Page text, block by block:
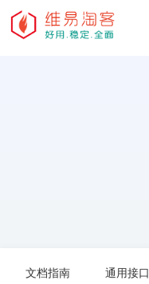
文档指南 通用接口